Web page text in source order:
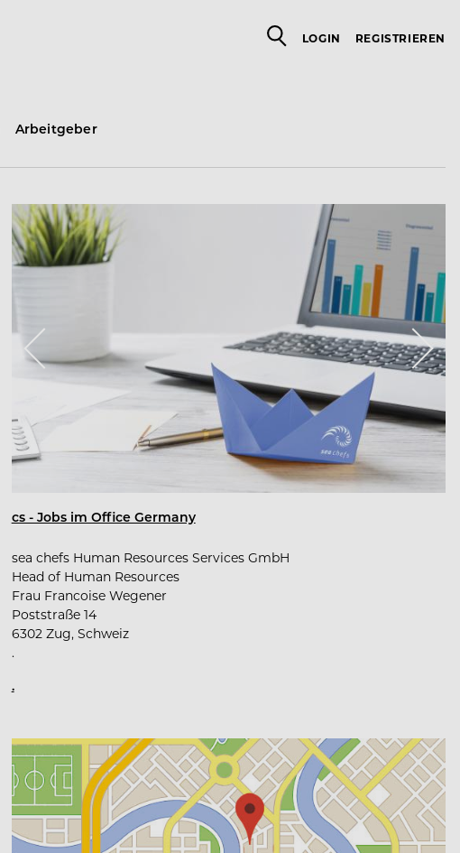
LOGIN REGISTRIEREN
Arbeitgeber
cs - Jobs im Office Germany
sea chefs Human Resources Services GmbH
Head of Human Resources
Frau Francoise Wegener
Poststraße 14
6302 Zug, Schweiz
.
.